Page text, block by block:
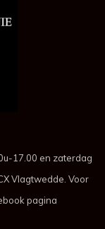
17.00 en zaterdag
Vlagtwedde. Voor
pagina